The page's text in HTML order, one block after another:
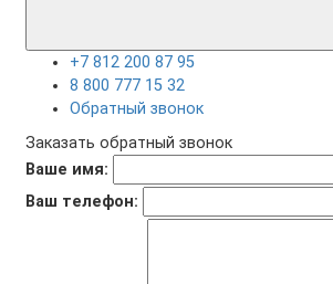
+7 812 200 87 95
8 800 777 15 32
Обратный звонок
Заказать обратный звонок
Ваше имя:
Ваш телефон: